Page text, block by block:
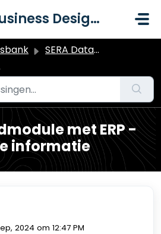
SERA Business Design B.V.
SERA Dataduiker Financiële administratie
met ERP -
informatie
2024 om 12:47 PM